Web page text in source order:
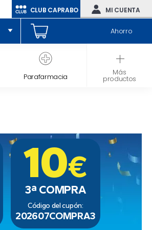
CLUB CAPRABO MI CUENTA
Ahorro
Parafarmacia Bebé
Más
productos
10€
3ª COMPRA
Código del cupón:
202607COMPRA3